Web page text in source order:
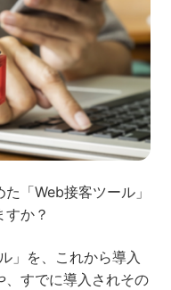
EC
フィード広告
ホワイトペーパー
KARTE
「Web接客ツール」
か？
」を、これから導入
すでに導入されその